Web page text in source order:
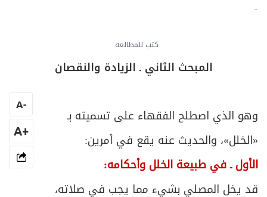
كتب للمطالعة
المبحث الثاني ـ الزيادة والنقصان
وهو الذي اصطلح الفقهاء على تسميته بـ
«الخلل»، والحديث عنه يقع في أمرين:
الأول ـ في طبيعة الخلل وأحكامه:
قد يخل المصلي بشيء مما يجب في صلاته،
-
A
+A
ص
المبحث الأول ـ في ما يتحقّق به السفر
367 المبحث الثالث ـ من يستثنى من حكم القصر
ص
376 المبحث الرابع ـ مبدأ الشروع في القصر
ص
المبحث الخامس ـ أحكام الخلل في صلاة